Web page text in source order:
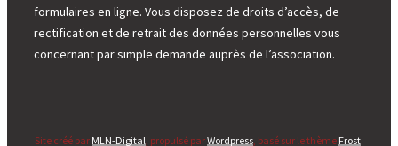
formulaires en ligne. Vous disposez de droits d’accès, de
rectification et de retrait des données personnelles vous
concernant par simple demande auprès de l’association.
Site créé par MLN-Digital, propulsé parWordpress, basé sur le thème Frost.